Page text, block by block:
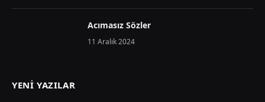
Acımasız Sözler
11 Aralık 2024
YENI YAZILAR